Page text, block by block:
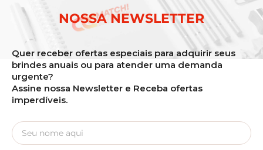
NOSSA NEWSLETTER
Quer receber ofertas especiais para adquirir seus
brindes anuais ou para atender uma demanda
urgente?
Assine nossa Newsletter e Receba ofertas
imperdíveis.